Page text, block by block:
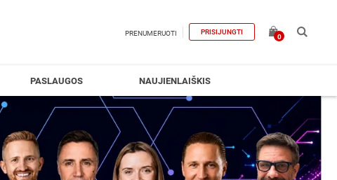
PRENUMERUOTI PRISIJUNGTI
0
PASLAUGOS NAUJIENLAIŠKIS